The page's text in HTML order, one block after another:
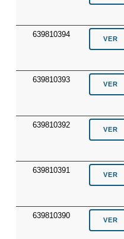
639810394
639810393
639810392
639810391
639810390